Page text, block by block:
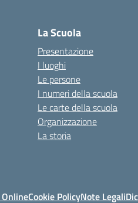
La Scuola
Presentazione
I luoghi
Le persone
I numeri della scuola
Le carte della scuola
Organizzazione
La storia
Cookie PolicyNote Legali